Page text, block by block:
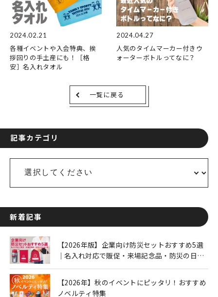
2024.02.21
各種イベントや入会特典、挨
拶回りの手土産にも！［格
安］名入れタオル
一覧に戻る
2024.04.27
人気のタイムマーカー付きウ
ォーターボトルってなに？
記事カテゴリ
新着記事
【2026年版】企業向け防災セットおすすめ5選
｜名入れ対応で販促・来場記念品・防災の日に
【2026年】秋のイベントにピッタリ！おすすめ
ノベルティ特集